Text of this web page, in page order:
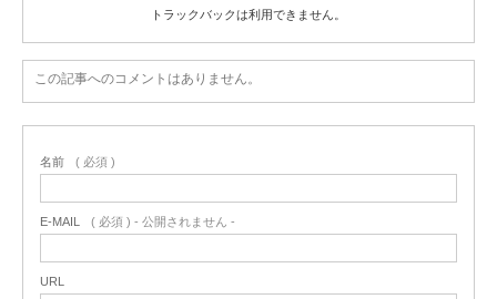
トラックバックは利用できません。
この記事へのコメントはありません。
名前 ( 必須 )
E-MAIL ( 必須 ) - 公開されません -
URL